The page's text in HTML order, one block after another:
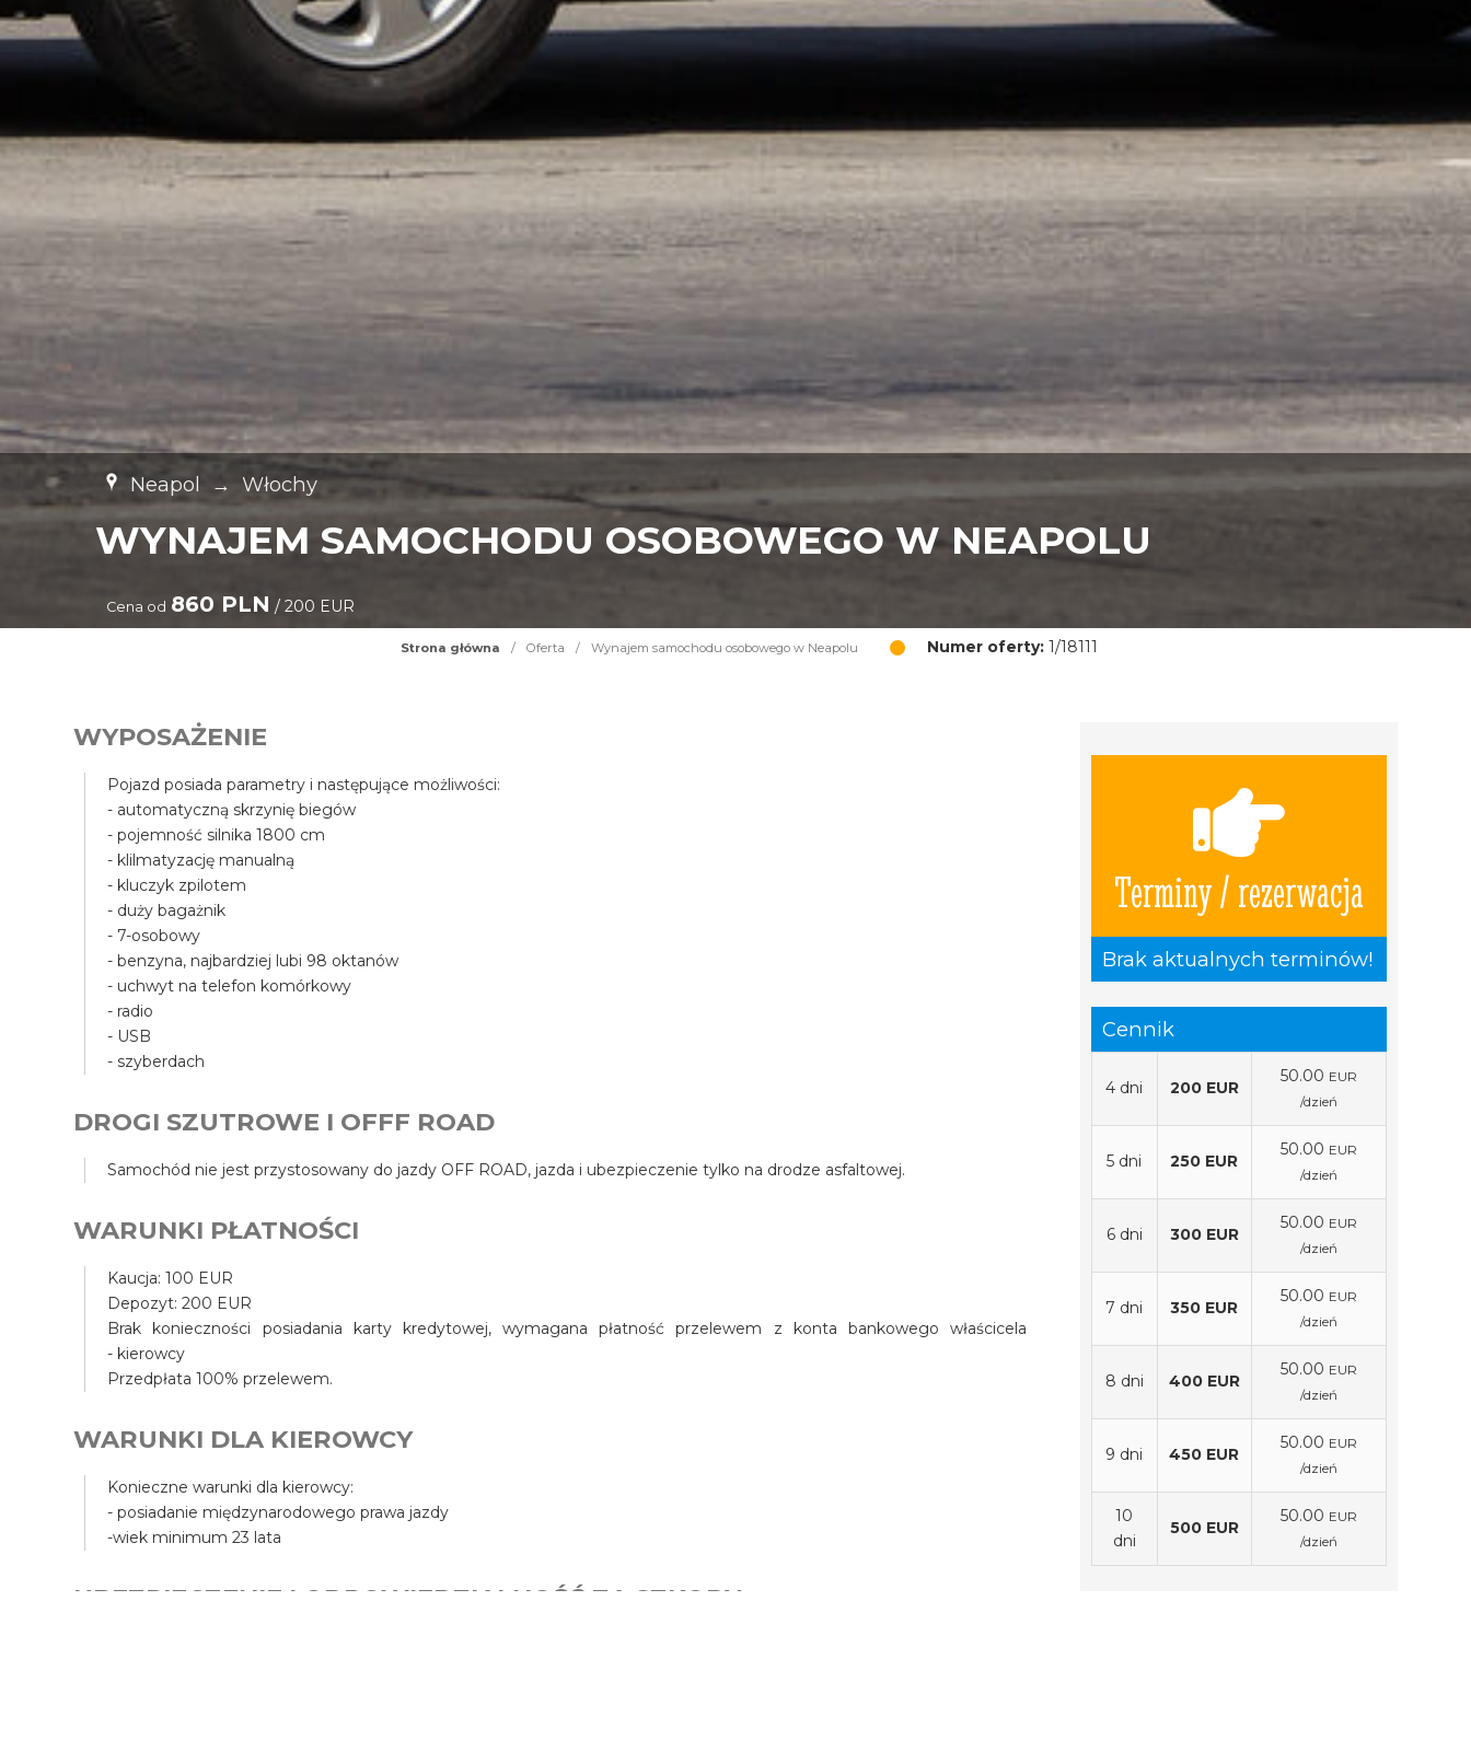
Neapol → Włochy
WYNAJEM SAMOCHODU OSOBOWEGO W NEAPOLU
Cena od 860 PLN / 200 EUR
Strona główna / Oferta / Wynajem samochodu osobowego w Neapolu Numer oferty: 1/18111
Terminy / rezerwacja
Brak aktualnych terminów!
Cennik
4 dni 200 EUR
50.00 EUR
/dzień
5 dni 250 EUR
50.00 EUR
/dzień
6 dni 300 EUR
50.00 EUR
/dzień
7 dni 350 EUR
50.00 EUR
/dzień
8 dni 400 EUR
50.00 EUR
/dzień
9 dni 450 EUR
50.00 EUR
/dzień
10
dni
500 EUR
50.00 EUR
/dzień
WYPOSAŻENIE
Pojazd posiada parametry i następujące możliwości:
- automatyczną skrzynię biegów
- pojemność silnika 1800 cm
- klilmatyzację manualną
- kluczyk zpilotem
- duży bagażnik
- 7-osobowy
- benzyna, najbardziej lubi 98 oktanów
- uchwyt na telefon komórkowy
- radio
- USB
- szyberdach
DROGI SZUTROWE I OFFF ROAD
Samochód nie jest przystosowany do jazdy OFF ROAD, jazda i ubezpieczenie tylko na drodze asfaltowej.
WARUNKI PŁATNOŚCI
Kaucja: 100 EUR
Depozyt: 200 EUR
Brak konieczności posiadania karty kredytowej, wymagana płatność przelewem z konta bankowego właścicela
- kierowcy
Przedpłata 100% przelewem.
WARUNKI DLA KIEROWCY
Konieczne warunki dla kierowcy:
- posiadanie międzynarodowego prawa jazdy
-wiek minimum 23 lata
UBEZPIECZENIE I ODPOWIEDZIALNOŚĆ ZA SZKODY